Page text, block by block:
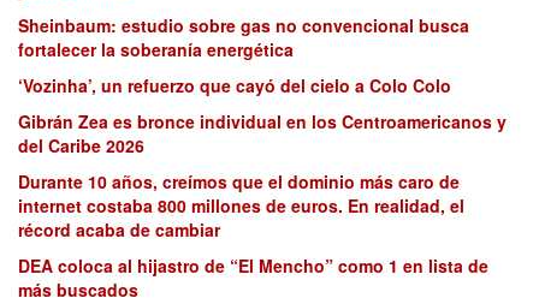
Sheinbaum: estudio sobre gas no convencional busca
fortalecer la soberanía energética
‘Vozinha’, un refuerzo que cayó del cielo a Colo Colo
Gibrán Zea es bronce individual en los Centroamericanos y
del Caribe 2026
Durante 10 años, creímos que el dominio más caro de
internet costaba 800 millones de euros. En realidad, el
récord acaba de cambiar
DEA coloca al hijastro de “El Mencho” como 1 en lista de
más buscados